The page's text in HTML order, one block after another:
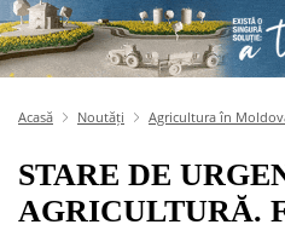
Acasă Noutăți Agricultura în
STARE DE
AGRICULTURĂ.